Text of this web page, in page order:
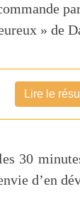
» de
Lire le
30
d’en